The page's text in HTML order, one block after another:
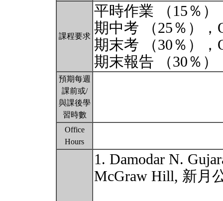
課程要求
平時作業 （15％）
期中考 （25％），
期末考 （30％），
期末報告 （30％）
預期每週
課前或/
與課後學
習時數
Office
Hours
1. Damodar N.
McGraw Hill, 新月